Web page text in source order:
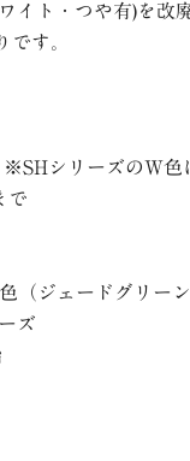
イト ・つや有)を改
す。
シリーズのW色
で
（ジェードグリーン
ズ